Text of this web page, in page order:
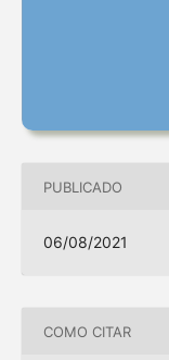
PUBLICADO
06/08/2021
COMO CITAR